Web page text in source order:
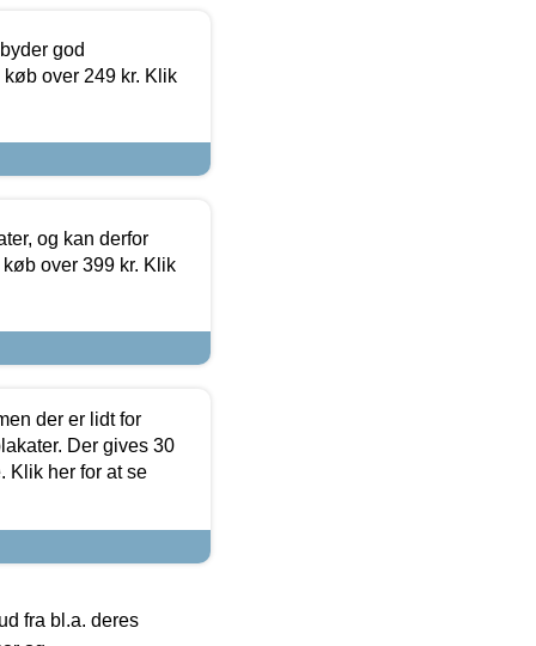
god
over 249 kr. Klik
og kan derfor
over 399 kr. Klik
der er lidt for
Der gives 30
Klik her for at se
fra bl.a. deres